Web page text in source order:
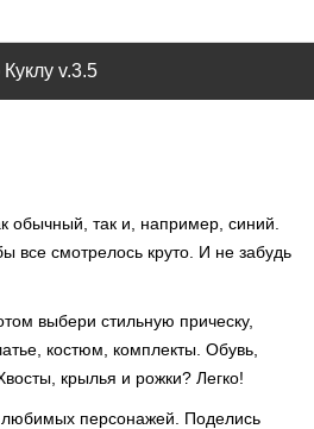
v.3.5
обычный, так и, например, синий.
смотрелось круто. И не забудь
выбери стильную прическу,
костюм, комплекты. Обувь,
крылья и рожки? Легко!
любимых персонажей. Поделись